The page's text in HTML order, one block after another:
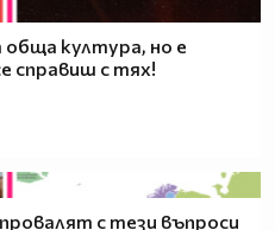
обща култура, но е
справиш с тях!
с тези въпроси